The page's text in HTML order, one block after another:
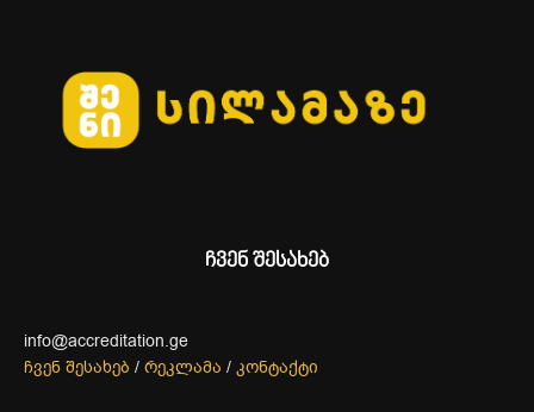
ჩვენ შესახებ
info@accreditation.ge
ჩვენ შესახებ / რეკლამა / კონტაქტი